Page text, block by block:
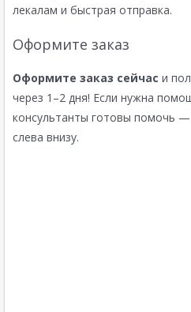
лекалам и быстрая отправка.
Оформите заказ
Оформите заказ сейчас и
через 1–2 дня! Если нужна
консультанты готовы помочь —
слева внизу.